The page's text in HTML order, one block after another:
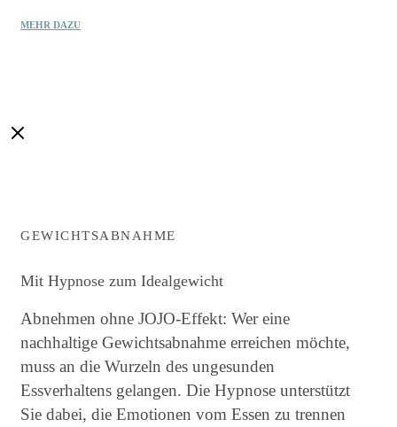
MEHR DAZU
GEWICHTSABNAHME
Mit Hypnose zum Idealgewicht
Abnehmen ohne JOJO-Effekt: Wer eine
nachhaltige Gewichtsabnahme erreichen möchte,
muss an die Wurzeln des ungesunden
Essverhaltens gelangen. Die Hypnose unterstützt
Sie dabei, die Emotionen vom Essen zu trennen